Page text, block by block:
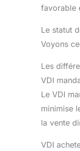
favorable
Le statut
Voyons
Les
VDI
Le VDI
minimise
la vente
VDI